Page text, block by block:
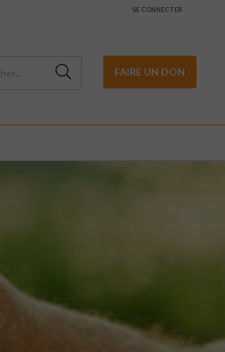
SE CONNECTER
FAIRE UN DON